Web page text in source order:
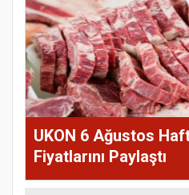
UKON 6 Ağustos
Fiyatlarını Paylaştı